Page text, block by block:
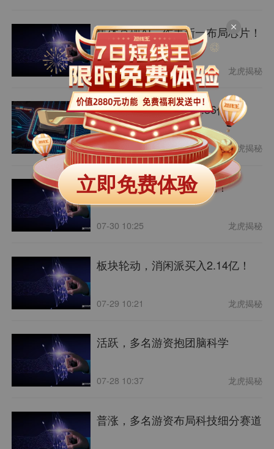
集体兑现AI，作手新一布局芯片！
08-03 10:16 龙虎揭秘
抱团AI，消闲派买入1.86亿！
08-03 00:25 龙虎揭秘
分歧，佛山系卖出1.40亿！
07-30 10:25 龙虎揭秘
板块轮动，消闲派买入2.14亿！
07-29 10:21 龙虎揭秘
活跃，多名游资抱团脑科学
07-28 10:37 龙虎揭秘
普涨，多名游资布局科技细分赛道
立即免费体验